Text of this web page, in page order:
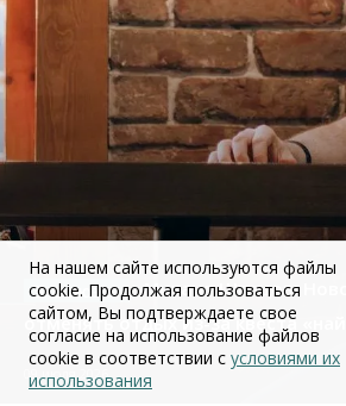
Михаил Швецов:
отменять отдых из-за квеста
09 июля 2026
На нашем сайте используются файлы
cookie. Продолжая пользоваться
сайтом, Вы подтверждаете свое
согласие на использование файлов
cookie в соответствии с условиями их
использования